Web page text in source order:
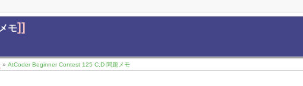
モ]]
» AtCoder Beginner Contest 125 C,D 問題メモ